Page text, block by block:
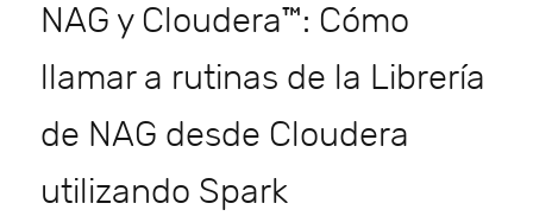
NAG y Cloudera™: Cómo
llamar a rutinas de la Librería
de NAG desde Cloudera
utilizando Spark